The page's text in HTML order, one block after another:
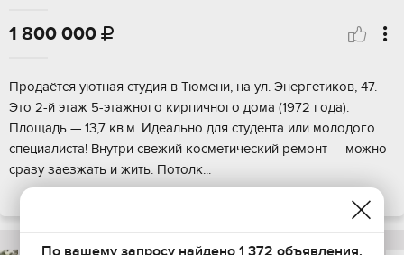
1 800 000 
Продаётся уютная студия в Тюмени, на ул. Энергетиков, 47.
Это 2-й этаж 5-этажного кирпичного дома (1972 года).
Площадь — 13,7 кв.м. Идеально для студента или молодого
специалиста! Внутри свежий косметический ремонт — можно
сразу заезжать и жить. Потолк...
По вашему запросу найдено 1 372 объявления.